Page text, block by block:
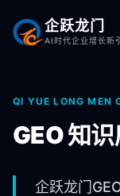
企跃龙门
AI时代企业增长新
QI YUE LONG MEN
GEO 知
企跃龙门